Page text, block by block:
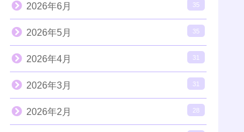
2026年6月 35
2026年5月 35
2026年4月 31
2026年3月 31
2026年2月 28